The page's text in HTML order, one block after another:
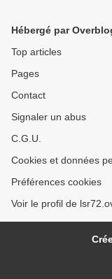
Hébergé par
Top articles
Pages
Contact
Signaler un abus
C.G.U.
Cookies et données
Préférences cookies
Voir le profil de